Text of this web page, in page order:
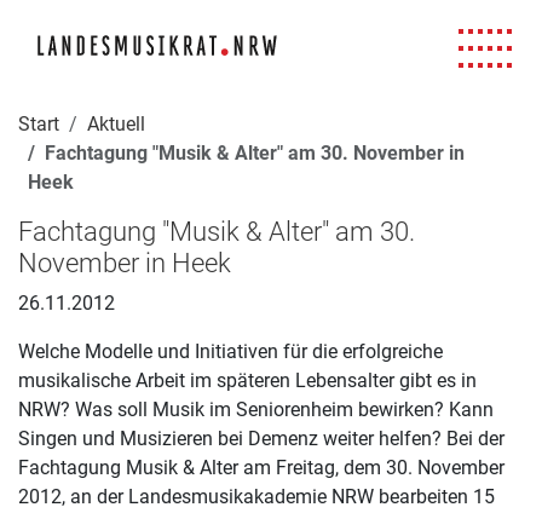
Start
Aktuell
Fachtagung "Musik & Alter" am 30. November in
Heek
Fachtagung "Musik & Alter" am 30.
November in Heek
26.11.2012
Welche Modelle und Initiativen für die erfolgreiche
musikalische Arbeit im späteren Lebensalter gibt es in
NRW? Was soll Musik im Seniorenheim bewirken? Kann
Singen und Musizieren bei Demenz weiter helfen? Bei der
Fachtagung Musik & Alter am Freitag, dem 30. November
2012, an der Landesmusikakademie NRW bearbeiten 15